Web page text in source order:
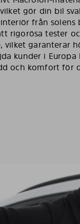
gör din bil
från solens
rigorösa tester
vilket garanterar
kunder i
och komfort för